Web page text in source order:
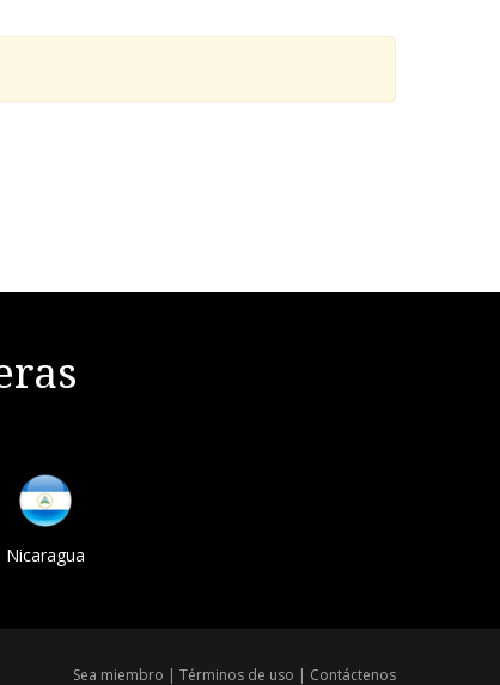
Nicaragua
Sea miembro | Términos de uso | Contáctenos